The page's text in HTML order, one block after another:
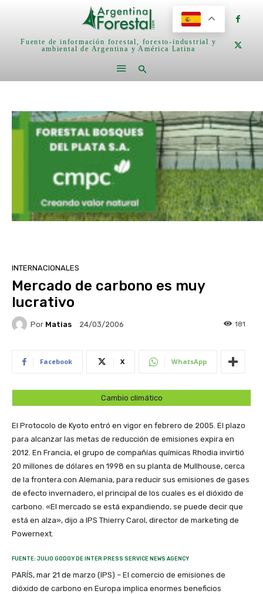
Fuente de información forestal, foresto-industrial y
ambiental de Argentina y América Latina
INTERNACIONALES
Mercado de carbono es muy
lucrativo
Por Matias 24/03/2006 181
Facebook X WhatsApp
Cambio climático
El Protocolo de Kyoto entró en vigor en febrero de 2005. El plazo
para alcanzar las metas de reducción de emisiones expira en
2012. En Francia, el grupo de compañías químicas Rhodia invirtió
20 millones de dólares en 1998 en su planta de Mullhouse, cerca
de la frontera con Alemania, para reducir sus emisiones de gases
de efecto invernadero, el principal de los cuales es el dióxido de
carbono. «El mercado se está expandiendo, se puede decir que
está en alza», dijo a IPS Thierry Carol, director de marketing de
Powernext.
FUENTE: JULIO GODOY DE INTER PRESS SERVICE NEWS AGENCY
PARÍS, mar 21 de marzo (IPS) – El comercio de emisiones de
dióxido de carbono en Europa implica enormes beneficios